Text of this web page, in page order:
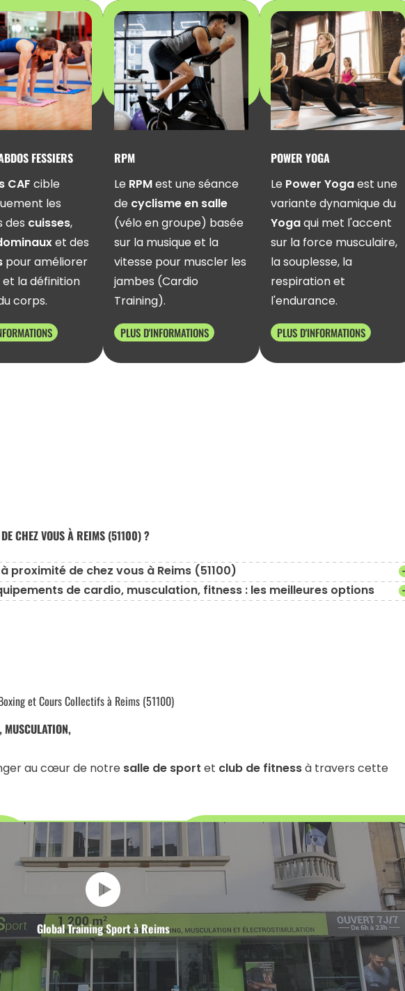
une séance
en salle
basée
et la
muscler les
POWER YOGA
Le Power Yogaest une
variante dynamique du
Yogaqui met l'accent
sur la force musculaire,
la souplesse, la
respiration et
l'endurance.
PLUS D'INFORMATIONS
BODY SCULPT
Body Sculpt
est une
séance d'entraînement
axée sur la
tonification
musculaire
et le
renforcement pour
sculpter les muscles.
PLUS D'INFORMATIONS
CHEZ VOUS À REIMS (51100) ?
proximité de chez vous à Reims (51100)
de cardio, musculation, fitness : les meilleures options
MUSCULATION,
et Cours Collectifs à Reims (51100)
au cœur de notresalle de sportet club de fitnessà travers cette
Global Training Sport à Reims